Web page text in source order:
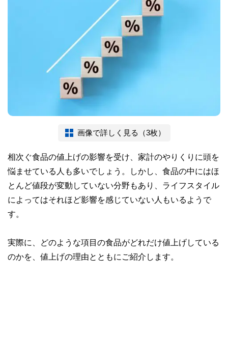
画像で詳しく見る（3枚）
相次ぐ食品の値上げの影響を受け、家計のやりくりに頭を
悩ませている人も多いでしょう。しかし、食品の中にはほ
とんど値段が変動していない分野もあり、ライフスタイル
によってはそれほど影響を感じていない人もいるようで
す。
実際に、どのような項目の食品がどれだけ値上げしている
のかを、値上げの理由とともにご紹介します。